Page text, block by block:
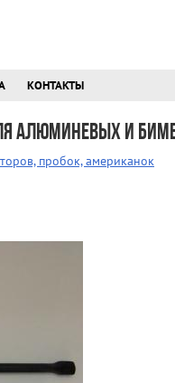
КОНТАКТЫ
алюминевых и
пробок, американок